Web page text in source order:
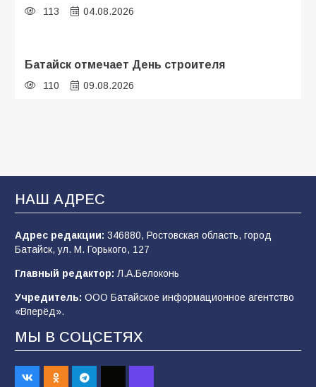
113 04.08.2026
Батайск отмечает День строителя
110 09.08.2026
Батайским спортсменам вручили награды
Командовал боем до последнего: герой
67 05.08.2026
НАШ АДРЕС
Адрес редакции: 346880, Ростовская область, город
Батайск, ул. М. Горького, 127
Главный редактор: Л.А.Белоконь
Учредитель: ООО Батайское информационное агентство
«Вперёд».
МЫ В СОЦСЕТЯХ